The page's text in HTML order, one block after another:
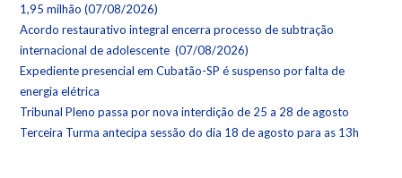
1,95 milhão (07/08/2026)
Acordo restaurativo integral encerra processo de subtração
internacional de adolescente (07/08/2026)
Expediente presencial em Cubatão-SP é suspenso por falta de
energia elétrica
Tribunal Pleno passa por nova interdição de 25 a 28 de agosto
Terceira Turma antecipa sessão do dia 18 de agosto para as 13h